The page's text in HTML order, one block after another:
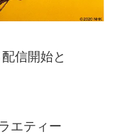
信開始と
エティー